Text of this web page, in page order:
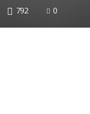
792 0